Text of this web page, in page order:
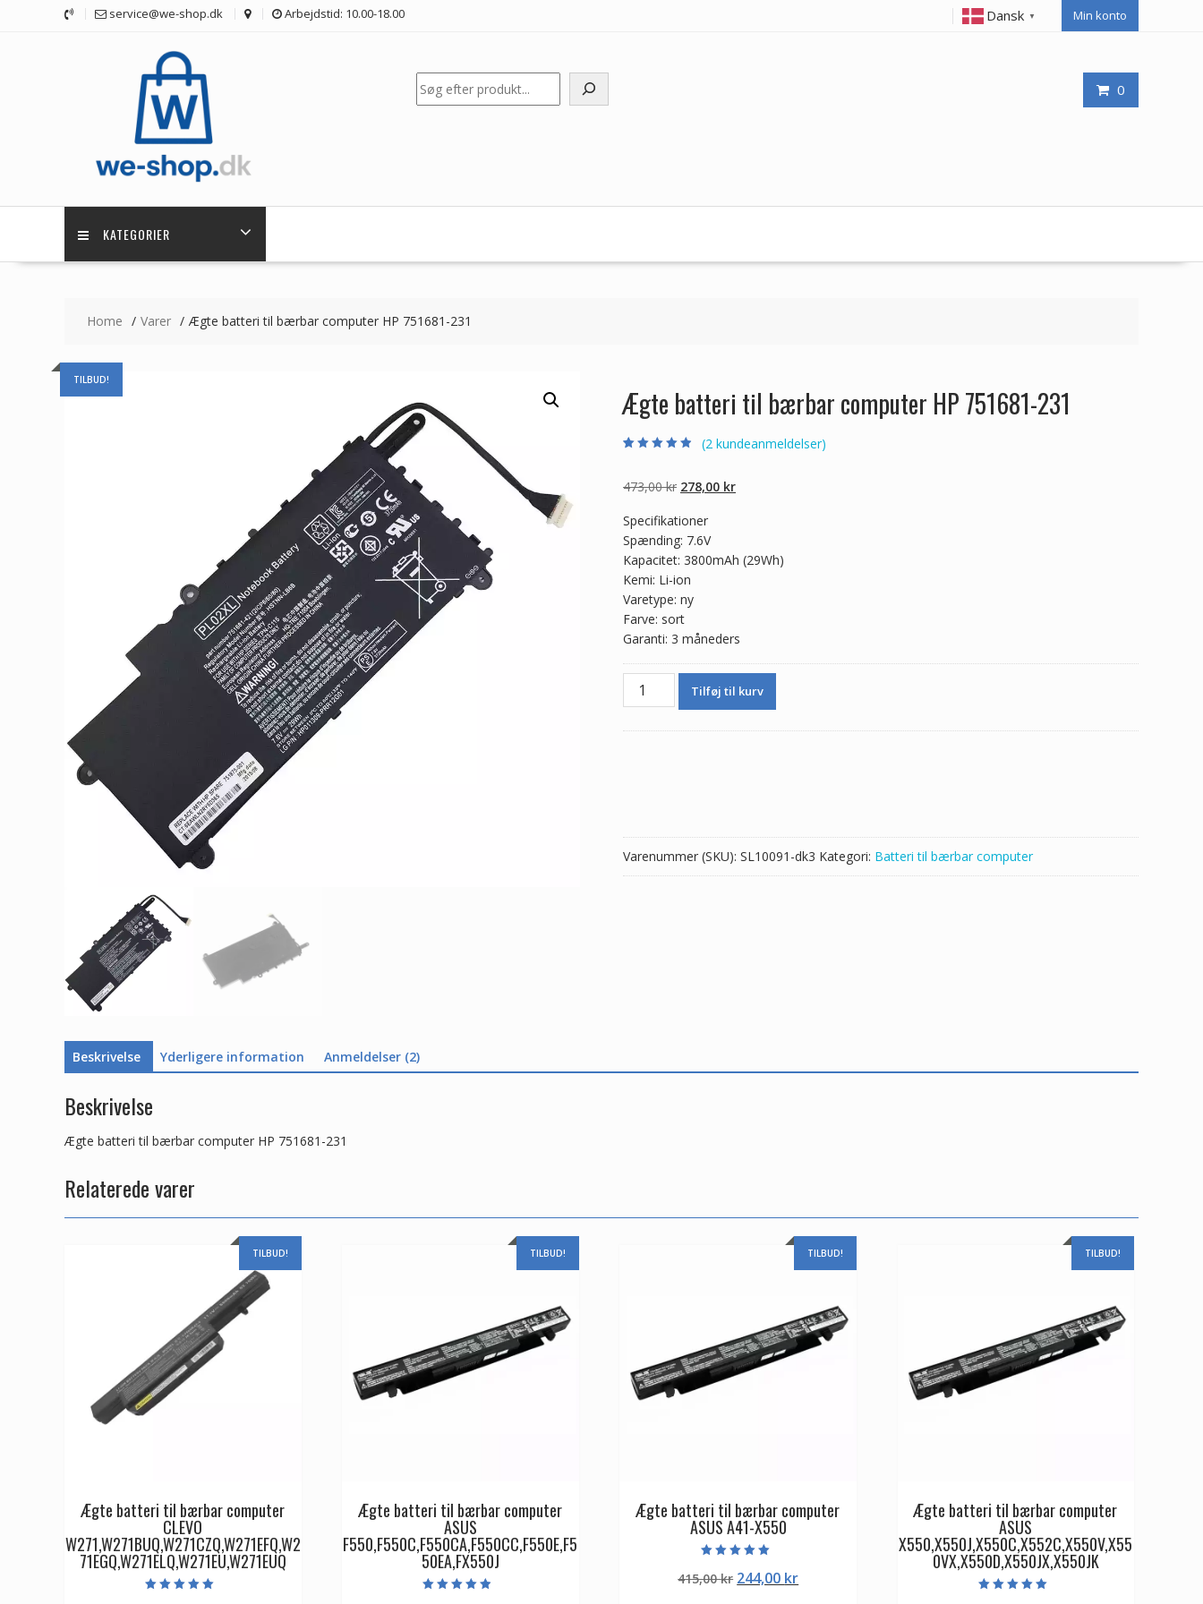
service@we-shop.dk Arbejdstid: 10.00-18.00 Dansk ▼ Min konto
0
Søg
KATEGORIER
Home Varer Ægte batteri til bærbar computer HP 751681-231
TILBUD!
Ægte batteri til bærbar computer HP 751681-231
baseret på
kundebedømme
(2 kundeanmeldelser)
473,00kr Den
pris
var:
473,00 kr.
278,00 krDen
278,00 kr.
Specifikationer
Spænding: 7.6V
Kapacitet: 3800mAh (29Wh)
Kemi: Li-ion
Varetype: ny
Farve: sort
Garanti: 3 måneders
Ægte
batteri
antal
Tilføj til kurv
Varenummer (SKU): SL10091-dk3 Kategori: Batteri til bærbar computer
Beskrivelse Yderligere information Anmeldelser (2)
Beskrivelse
Ægte batteri til bærbar computer HP 751681-231
Relaterede varer
TILBUD!
Ægte batteri til bærbar computer
CLEVO
W271,W271BUQ,W271CZQ,W271EFQ,W2
71EGQ,W271ELQ,W271EU,W271EUQ
TILBUD!
Ægte batteri til bærbar computer
ASUS
F550,F550C,F550CA,F550CC,F550E,F5
50EA,FX550J
TILBUD!
Ægte batteri til bærbar computer
ASUS A41-X550
5.00
ud af 5
415,00kr Den
244,00 krDen
TILBUD!
Ægte batteri til bærbar computer
ASUS
X550,X550J,X550C,X552C,X550V,X55
0VX,X550D,X550JX,X550JK